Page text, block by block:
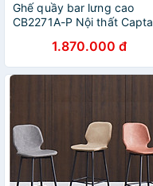
Ghế quầy bar lưng cao
CB2271A-P Nội thất Capta
1.870.000 đ